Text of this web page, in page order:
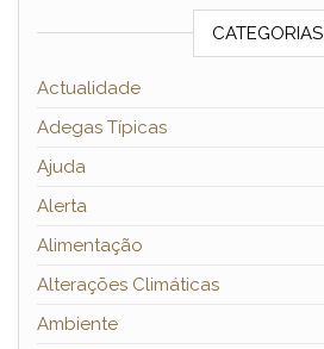
CATEGORIAS
Actualidade
Adegas Típicas
Ajuda
Alerta
Alimentação
Alterações Climáticas
Ambiente